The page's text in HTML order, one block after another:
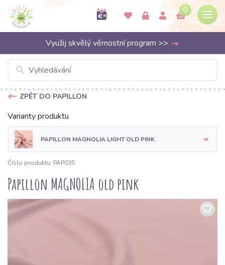
0
Využij skvělý věrnostní program >>
ZPĚT DO PAPILLON
Varianty produktu
PAPILLON MAGNOLIA LIGHT OLD PINK
Číslo produktu: PAP035
Papillon MAGNOLIA old pink